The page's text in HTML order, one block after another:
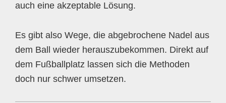
auch eine akzeptable Lösung.
Es gibt also Wege, die abgebrochene Nadel aus
dem Ball wieder herauszubekommen. Direkt auf
dem Fußballplatz lassen sich die Methoden
doch nur schwer umsetzen.